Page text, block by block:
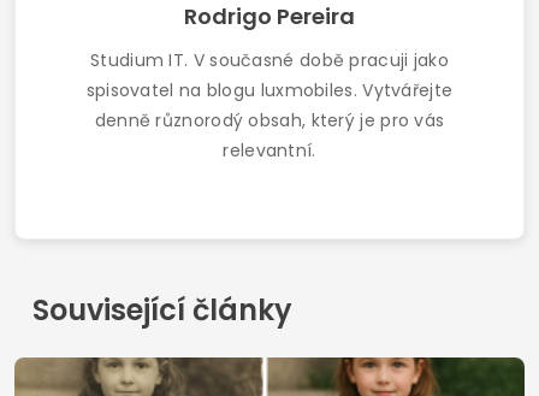
Rodrigo Pereira
Studium IT. V současné době pracuji jako
spisovatel na blogu luxmobiles. Vytvářejte
denně různorodý obsah, který je pro vás
relevantní.
Související články